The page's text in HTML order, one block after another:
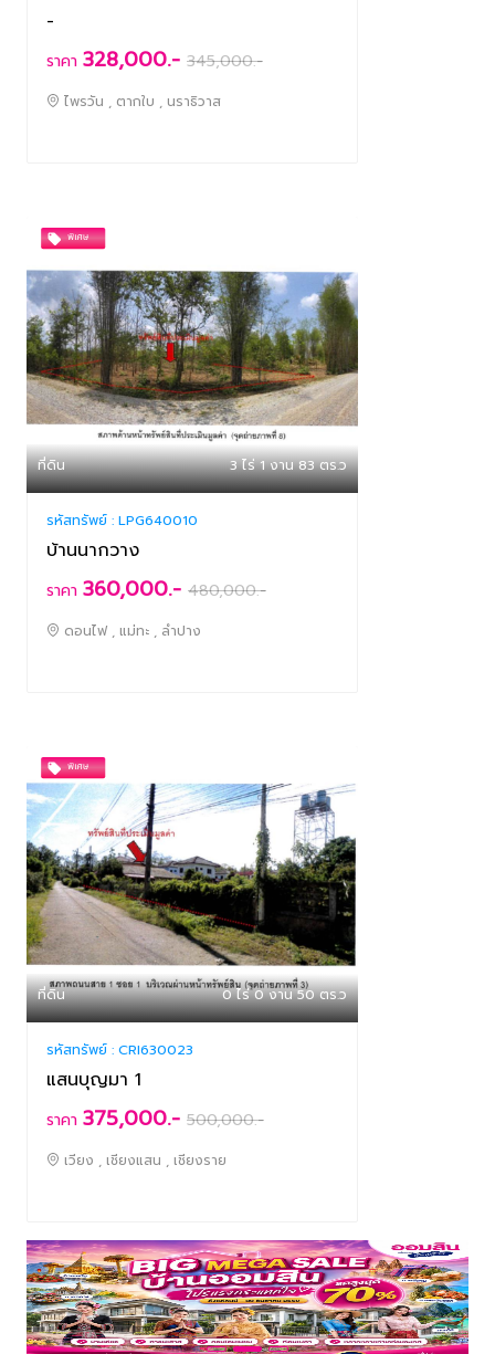
-
ราคา 328,000.- 345,000.-
ไพรวัน , ตากใบ , นราธิวาส
ที่ดิน 3 ไร่ 1 งาน 83 ตร.ว
รหัสทรัพย์ : LPG640010
บ้านนากวาง
ราคา 360,000.- 480,000.-
ดอนไฟ , แม่ทะ , ลำปาง
ที่ดิน 0 ไร่ 0 งาน 50 ตร.ว
รหัสทรัพย์ : CRI630023
แสนบุญมา 1
ราคา 375,000.- 500,000.-
เวียง , เชียงแสน , เชียงราย